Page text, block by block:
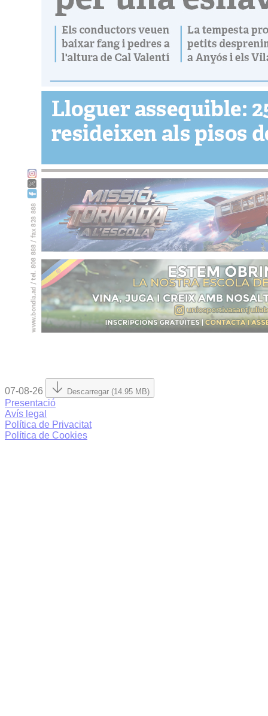
07-08-26 Descarregar (14.95 MB)
Presentació
Avís legal
Política de Privacitat
Política de Cookies